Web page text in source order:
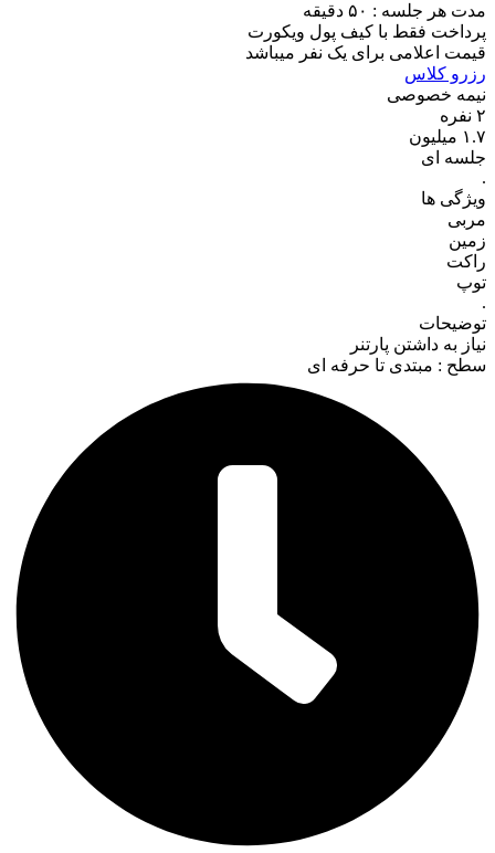
مدت هر جلسه : ۵۰ دقیقه
پرداخت فقط با کیف پول ویکورت
قیمت اعلامی برای یک نفر میباشد
رزرو کلاس
نیمه خصوصی
۲ نفره
۱.۷ میلیون
جلسه ای
.
ویژگی ها
مربی
زمین
راکت
توپ
.
توضیحات
نیاز به داشتن پارتنر
سطح : مبتدی تا حرفه ای